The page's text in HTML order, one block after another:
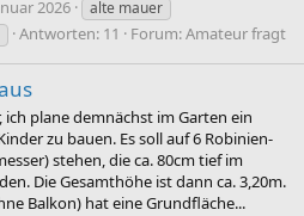
2026
alte mauer
Antworten: 11 Forum:Amateur fragt
plane demnächst im Garten ein
zu bauen. Es soll auf 6 Robinien-
stehen, die ca. 80cm tief im
Die Gesamthöhe ist dann ca. 3,20m.
Balkon) hat eine Grundfläche...